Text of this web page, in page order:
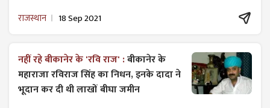
राजस्थान 18 Sep 2021
नहीं रहे बीकानेर के 'रवि राज' :बीकानेर के
महाराजा रविराज सिंह का निधन, इनके दादा ने
भूदान कर दी थी लाखों बीघा जमीन